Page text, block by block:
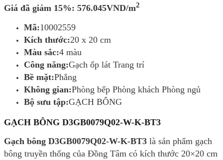
Giá đã giảm 15%: 576.045VND/m2
Mã:10002559
Kích thước:20 x 20 cm
Màu sắc:4 màu
Công năng:Gạch ốp lát Trang trí
Bề mặt:Phẳng
Không gian:Phòng bếp Phòng khách Phòng ngủ
Bộ sưu tập:GẠCH BÔNG
GẠCH BÔNG D3GB0079Q02-W-K-BT3
Gạch bông D3GB0079Q02-W-K-BT3 là sản phẩm gạch
bông truyền thống của Đồng Tâm có kích thước 20×20 cm